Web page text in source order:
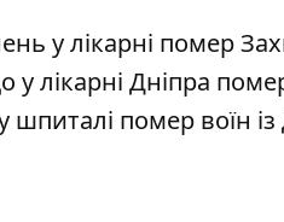
у лікарні помер
лікарні Дніпра
шпиталі помер воїн